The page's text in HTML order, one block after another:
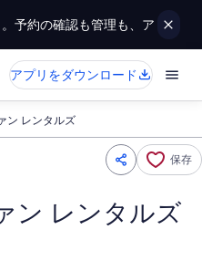
予約の確認も管理も、ア
アプリをダウンロード
ン レンタルズ
保存
ン レンタルズ